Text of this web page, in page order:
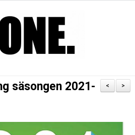
>
<
säsongen 2021-